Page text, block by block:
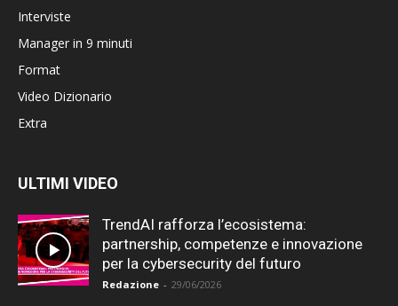
Interviste
Manager in 9 minuti
Format
Video Dizionario
Extra
ULTIMI VIDEO
TrendAI rafforza l’ecosistema:
partnership, competenze e innovazione
per la cybersecurity del futuro
Redazione - 29/06/2026